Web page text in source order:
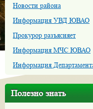
Новости района
Информация УВД ЮВАО
Прокурор разъясняет
Информация МЧС ЮВАО
Информация
Полезно знать